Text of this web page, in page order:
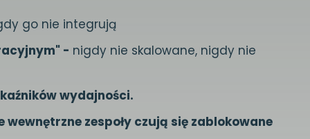
go nie integrują
- nigdy nie skalowane, nigdy nie
wydajności.
zespoły czują się zablokowane